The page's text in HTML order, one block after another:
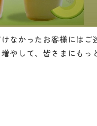
なかったお客様にはご
やして、皆さまにもっ